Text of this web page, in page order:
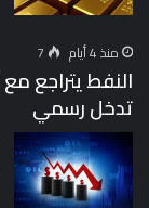
منذ 4 أيام 7
النفط يتراجع
تدخل رسمي